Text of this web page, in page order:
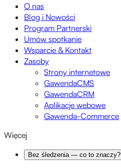
O nas
Blog i Nowości
Program Partnerski
Umów spotkanie
Wsparcie & Kontakt
Zasoby
Strony internetowe
GawendaCMS
GawendaCRM
Aplikacje webowe
Gawenda-Commerce
Więcej
Bez śledzenia — co to znaczy?